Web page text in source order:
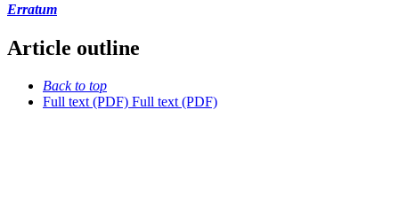
Erratum
Article outline
Back to top
Full text (PDF) Full text (PDF)